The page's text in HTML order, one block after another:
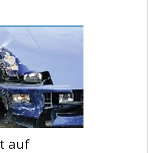
auf